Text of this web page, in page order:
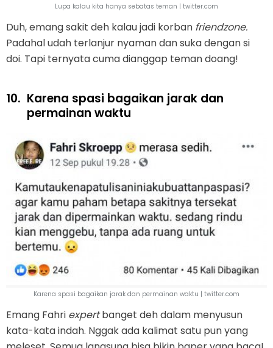
Lupa kalau kita hanya sebatas teman | twitter.com
Duh, emang sakit deh kalau jadi korban friendzone.
Padahal udah terlanjur nyaman dan suka dengan si
doi. Tapi ternyata cuma dianggap teman doang!
10. Karena spasi bagaikan jarak dan
permainan waktu
Karena spasi bagaikan jarak dan permainan waktu | twitter.com
Emang Fahri expertbanget deh dalam menyusun
kata-kata indah. Nggak ada kalimat satu pun yang